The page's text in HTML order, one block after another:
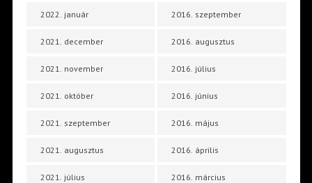
2022. január
2021. december
2021. november
2021. október
2021. szeptember
2021. augusztus
2021. július
2016. szeptember
2016. augusztus
2016. július
2016. június
2016. május
2016. április
2016. március